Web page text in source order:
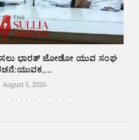
ಭಾರತ್ ಜೋಡೋ ಯುವ ಸಂಘ
August 5, 2026